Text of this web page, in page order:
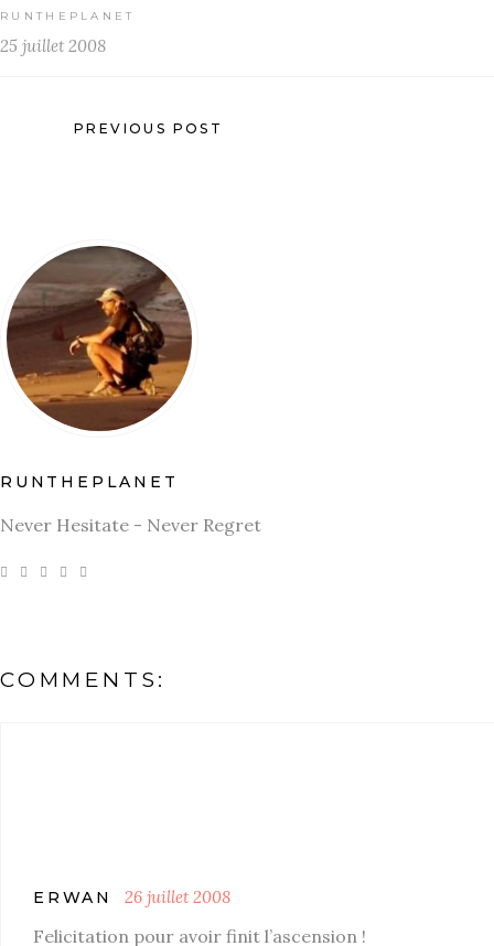
RUNTHEPLANET
25 juillet 2008
PREVIOUS POST
RUNTHEPLANET
Never Hesitate - Never Regret
COMMENTS:
ERWAN 26 juillet 2008
Felicitation pour avoir finit l’ascension !